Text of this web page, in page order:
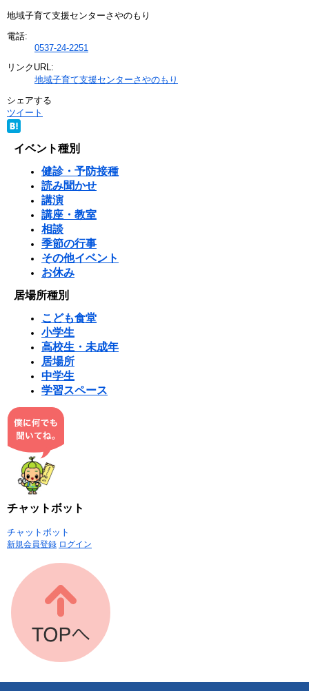
地域子育て支援センターさやのもり
電話:
0537-24-2251
リンクURL:
地域子育て支援センターさやのもり
シェアする
ツイート
イベント種別
健診・予防接種
読み聞かせ
講演
講座・教室
相談
季節の行事
その他イベント
お休み
居場所種別
こども食堂
小学生
高校生・未成年
居場所
中学生
学習スペース
チャットボット
チャットボット
新規会員登録 ログイン